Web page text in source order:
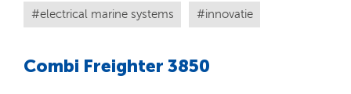
electrical marine systems innovatie
Combi Freighter 3850